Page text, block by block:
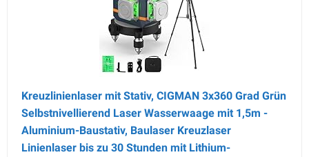
Kreuzlinienlaser mit Stativ, CIGMAN 3x360 Grad Grün
Selbstnivellierend Laser Wasserwaage mit 1,5m -
Aluminium-Baustativ, Baulaser Kreuzlaser
Linienlaser bis zu 30 Stunden mit Lithium-